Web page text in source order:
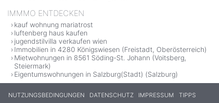
IMMMO ENTDECKEN
kauf wohnung mariatrost
luftenberg haus kaufen
jugendstilvilla verkaufen wien
Immobilien in 4280 Königswiesen (Freistadt, Oberösterreich)
Mietwohnungen in 8561 Söding-St. Johann (Voitsberg,
Steiermark)
Eigentumswohnungen in Salzburg(Stadt) (Salzburg)
NUTZUNGSBEDINGUNGEN DATENSCHUTZ IMPRESSUM TIPPS